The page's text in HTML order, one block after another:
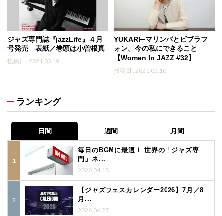
ジャズ専門誌『jazzLife』４月
号発売 表紙／巻頭は小曽根真
投稿日 : 2021.03.19
YUKARI─マリンバとビブラフ
ォン。今の私にできること
【Women In JAZZ #32】
投稿日 : 2021.05.10
ランキング
日間 週間 月間
毎日のBGMに最適！ 世界の「ジャズ専
門」ネ...
2020.04.18
【ジャズフェスカレンダー2026】7月／8
月...
2026.06.27